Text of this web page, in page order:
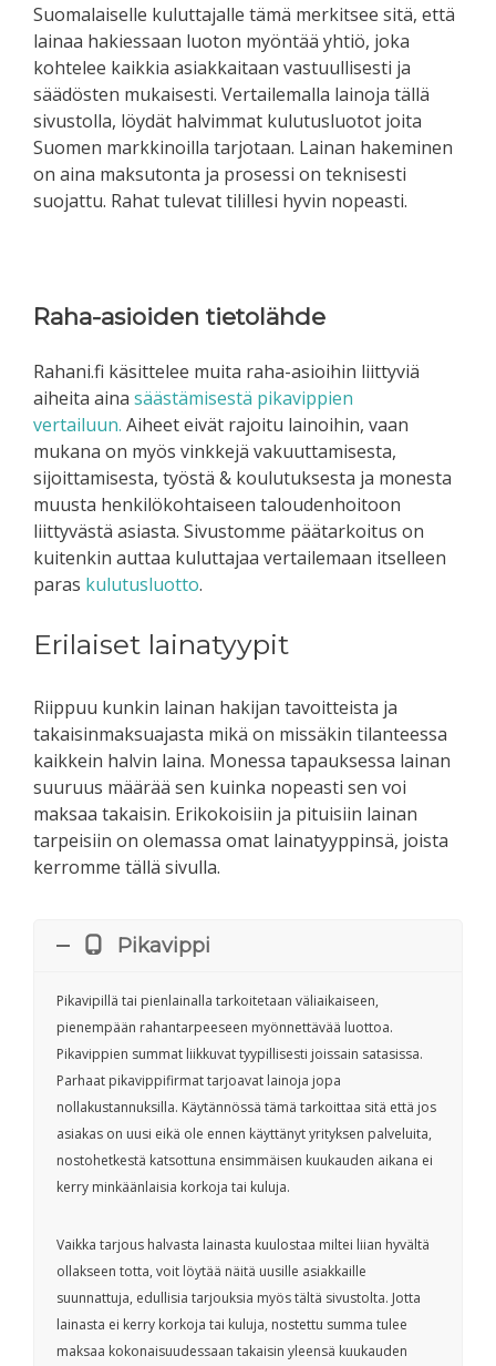
Suomalaiselle kuluttajalle tämä merkitsee sitä, että
lainaa hakiessaan luoton myöntää yhtiö, joka
kohtelee kaikkia asiakkaitaan vastuullisesti ja
säädösten mukaisesti. Vertailemalla lainoja tällä
sivustolla, löydät halvimmat kulutusluotot joita
Suomen markkinoilla tarjotaan. Lainan hakeminen
on aina maksutonta ja prosessi on teknisesti
suojattu. Rahat tulevat tilillesi hyvin nopeasti.
Raha-asioiden tietolähde
Rahani.fi käsittelee muita raha-asioihin liittyviä
aiheita aina säästämisestä pikavippien
vertailuun. Aiheet eivät rajoitu lainoihin, vaan
mukana on myös vinkkejä vakuuttamisesta,
sijoittamisesta, työstä & koulutuksesta ja monesta
muusta henkilökohtaiseen taloudenhoitoon
liittyvästä asiasta. Sivustomme päätarkoitus on
kuitenkin auttaa kuluttajaa vertailemaan itselleen
paras kulutusluotto.
Erilaiset lainatyypit
Riippuu kunkin lainan hakijan tavoitteista ja
takaisinmaksuajasta mikä on missäkin tilanteessa
kaikkein halvin laina. Monessa tapauksessa lainan
suuruus määrää sen kuinka nopeasti sen voi
maksaa takaisin. Erikokoisiin ja pituisiin lainan
tarpeisiin on olemassa omat lainatyyppinsä, joista
kerromme tällä sivulla.
Pikavippi
Pikavipillä tai pienlainalla tarkoitetaan väliaikaiseen,
pienempään rahantarpeeseen myönnettävää luottoa.
Pikavippien summat liikkuvat tyypillisesti joissain satasissa.
Parhaat pikavippifirmat tarjoavat lainoja jopa
nollakustannuksilla. Käytännössä tämä tarkoittaa sitä että jos
asiakas on uusi eikä ole ennen käyttänyt yrityksen palveluita,
nostohetkestä katsottuna ensimmäisen kuukauden aikana ei
kerry minkäänlaisia korkoja tai kuluja.
Vaikka tarjous halvasta lainasta kuulostaa miltei liian hyvältä
ollakseen totta, voit löytää näitä uusille asiakkaille
suunnattuja, edullisia tarjouksia myös tältä sivustolta. Jotta
lainasta ei kerry korkoja tai kuluja, nostettu summa tulee
maksaa kokonaisuudessaan takaisin yleensä kuukauden